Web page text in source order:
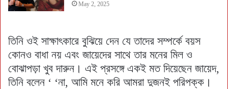
May 2, 2025
তিনি ওই সাক্ষাৎকারে বুঝিয়ে দেন যে তাদের সম্পর্কে বয়স
কোনও বাধা নয় এবং জায়েদের সাথে তার মনের মিল ও
বোঝাপড়া খুব দারুন। এই প্রসঙ্গে একই মত দিয়েছেন জায়েদ,
তিনি বলেন ‘ ‘না, আমি মনে করি আমরা দুজনই পরিপক্ক।